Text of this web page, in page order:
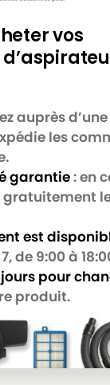
RO2321EA
RO2323EA POWER
RO2333EA
RO2366EA 4Q0
RO2366EA RO
RO2611EA
RS-RT9976
ZR 0039 01
vos
auprès d’une
les
garantie: en
gratuitement
est
de 9:00 à
pour
produit.